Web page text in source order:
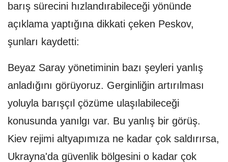
barış sürecini hızlandırabileceği yönünde
açıklama yaptığına dikkati çeken Peskov,
şunları kaydetti:
Beyaz Saray yönetiminin bazı şeyleri yanlış
anladığını görüyoruz. Gerginliğin artırılması
yoluyla barışçıl çözüme ulaşılabileceği
konusunda yanılgı var. Bu yanlış bir görüş.
Kiev rejimi altyapımıza ne kadar çok saldırırsa,
Ukrayna'da güvenlik bölgesini o kadar çok